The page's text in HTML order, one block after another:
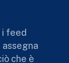
i feed
che è